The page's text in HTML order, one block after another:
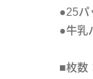
●25パ
●牛乳
■枚数